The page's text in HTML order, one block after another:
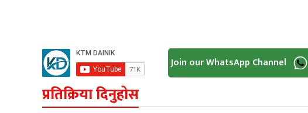
Join our WhatsApp Channel
प्रतिक्रिया दिनुहोस